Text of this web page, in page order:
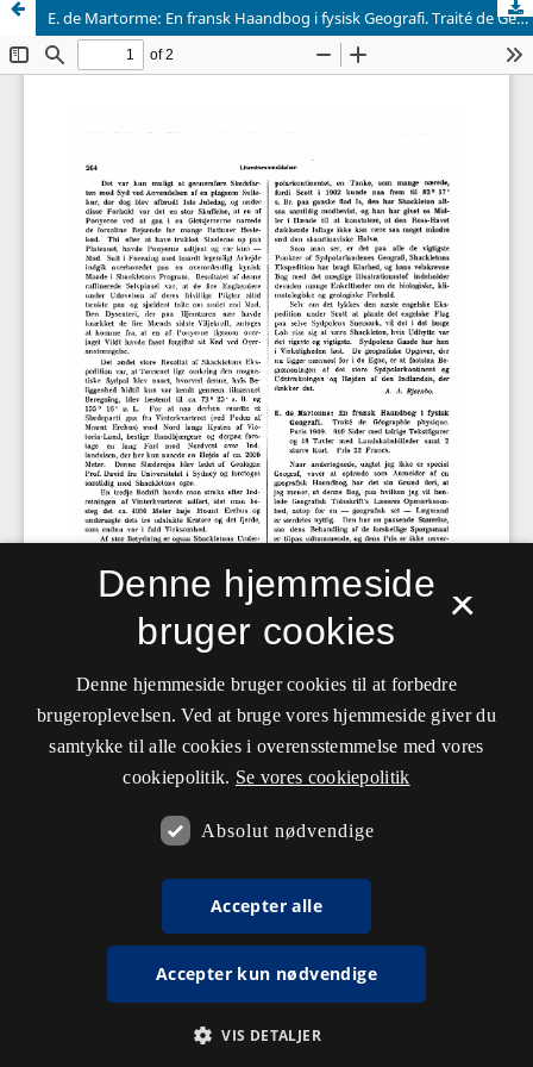
E. de Martorme: En fransk Haandbog i fysisk Geografi. Traité de Geographie physique. Paris 1909. 910 Sider med talrige Tekstfigurer og 48 Tavler med Landskabsbilleder samt 2 større Kort. Pris 22 Francs.
×
Denne hjemmeside
bruger cookies
Denne hjemmeside bruger cookies til at forbedre
brugeroplevelsen. Ved at bruge vores hjemmeside giver du
samtykke til alle cookies i overensstemmelse med vores
cookiepolitik. Se vores cookiepolitik
Absolut nødvendige
Accepter alle
Accepter kun nødvendige
VIS DETALJER